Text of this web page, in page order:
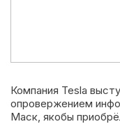
Компания Tesla
опровержением
Маск, якобы